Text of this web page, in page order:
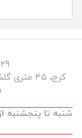
کرج، ۴۵ متری گلشهر، خیابان کوکب شرقی، عکس و فیلم مکث